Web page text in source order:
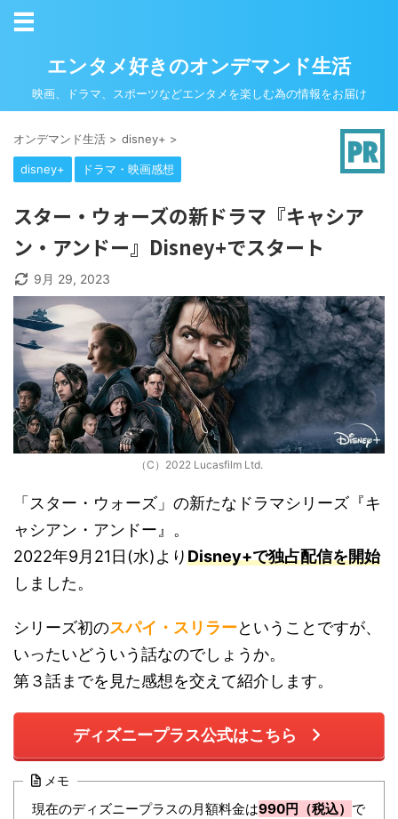
エンタメ好きのオンデマンド生活
映画、ドラマ、スポーツなどエンタメを楽しむ為の情報をお届け
オンデマンド生活 > disney+ >
disney+ ドラマ・映画感想
スター・ウォーズの新ドラマ『キャシア
ン・アンドー』Disney+でスタート
9月 29, 2023
（C）2022 Lucasfilm Ltd.
「スター・ウォーズ」の新たなドラマシリーズ『キ
ャシアン・アンドー』。
2022年9月21日(水)よりDisney+で独占配信を開始
しました。
シリーズ初のスパイ・スリラーということですが、
いったいどういう話なのでしょうか。
第３話までを見た感想を交えて紹介します。
ディズニープラス公式はこちら
メモ
現在のディズニープラスの月額料金は990円（税込） で